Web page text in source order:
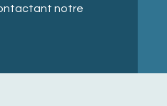
notre